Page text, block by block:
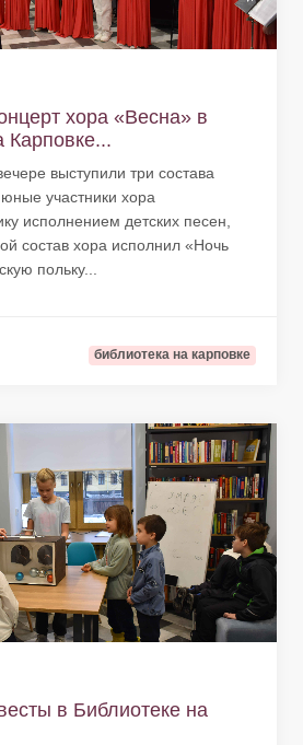
хора «Весна» в
Карповке...
выступили три состава
участники хора
исполнением детских песен,
состав хора исполнил «Ночь
польку...
библиотека на карповке
в Библиотеке на